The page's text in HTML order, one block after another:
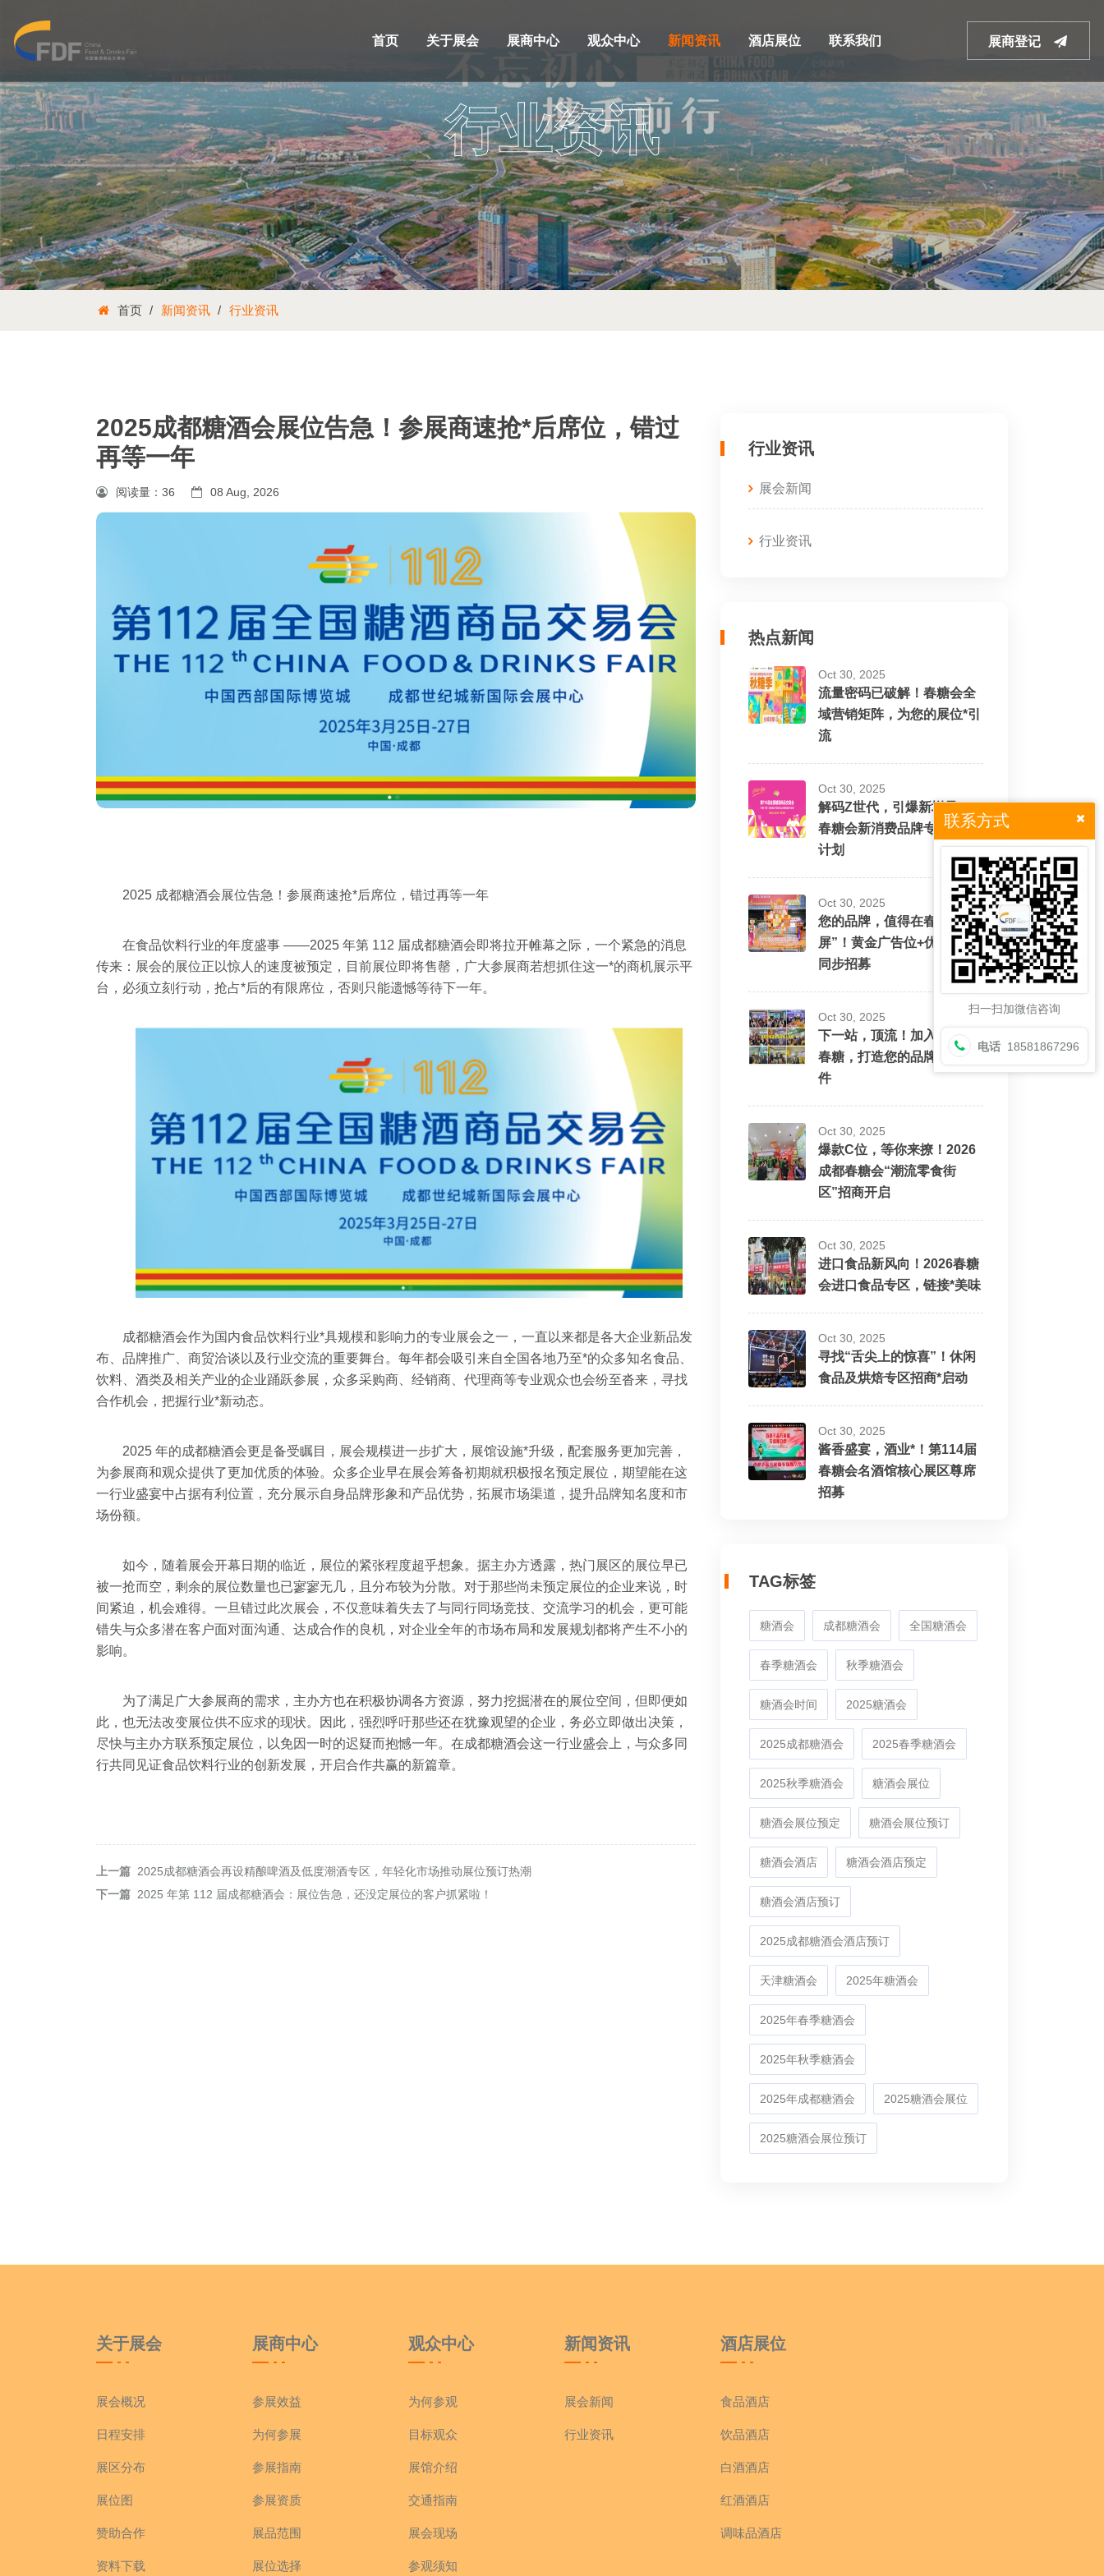
首页 关于展会 展商中心 观众中心 新闻资讯 酒店展位 联系我们 展商登记
行业资讯
首页 新闻资讯 行业资讯
2025成都糖酒会展位告急！参展商速抢*后席位，错过
再等一年
阅读量： 36 08 Aug, 2026
2025 成都糖酒会展位告急！参展商速抢*后席位，错过再等一年
在食品饮料行业的年度盛事 ——2025 年第 112 届成都糖酒会即将拉开帷幕之际，一个紧急的消息
传来：展会的展位正以惊人的速度被预定，目前展位即将售罄，广大参展商若想抓住这一*的商机展示平
台，必须立刻行动，抢占*后的有限席位，否则只能遗憾等待下一年。
成都糖酒会作为国内食品饮料行业*具规模和影响力的专业展会之一，一直以来都是各大企业新品发
布、品牌推广、商贸洽谈以及行业交流的重要舞台。每年都会吸引来自全国各地乃至*的众多知名食品、
饮料、酒类及相关产业的企业踊跃参展，众多采购商、经销商、代理商等专业观众也会纷至沓来，寻找
合作机会，把握行业*新动态。
2025 年的成都糖酒会更是备受瞩目，展会规模进一步扩大，展馆设施*升级，配套服务更加完善，
为参展商和观众提供了更加优质的体验。众多企业早在展会筹备初期就积极报名预定展位，期望能在这
一行业盛宴中占据有利位置，充分展示自身品牌形象和产品优势，拓展市场渠道，提升品牌知名度和市
场份额。
如今，随着展会开幕日期的临近，展位的紧张程度超乎想象。据主办方透露，热门展区的展位早已
被一抢而空，剩余的展位数量也已寥寥无几，且分布较为分散。对于那些尚未预定展位的企业来说，时
间紧迫，机会难得。一旦错过此次展会，不仅意味着失去了与同行同场竞技、交流学习的机会，更可能
错失与众多潜在客户面对面沟通、达成合作的良机，对企业全年的市场布局和发展规划都将产生不小的
影响。
为了满足广大参展商的需求，主办方也在积极协调各方资源，努力挖掘潜在的展位空间，但即便如
此，也无法改变展位供不应求的现状。因此，强烈呼吁那些还在犹豫观望的企业，务必立即做出决策，
尽快与主办方联系预定展位，以免因一时的迟疑而抱憾一年。在成都糖酒会这一行业盛会上，与众多同
行共同见证食品饮料行业的创新发展，开启合作共赢的新篇章。
上一篇 2025成都糖酒会再设精酿啤酒及低度潮酒专区，年轻化市场推动展位预订热潮
下一篇 2025 年第 112 届成都糖酒会：展位告急，还没定展位的客户抓紧啦！
行业资讯
展会新闻
行业资讯
热点新闻
Oct 30, 2025
流量密码已破解！春糖会全
域营销矩阵，为您的展位*引
流
Oct 30, 2025
解码Z世代，引爆新增量！
春糖会新消费品牌专场招商
计划
Oct 30, 2025
您的品牌，值得在春糖“霸
屏”！黄金广告位+优质展位
同步招募
Oct 30, 2025
下一站，顶流！加入114届
春糖，打造您的品牌出圈事
件
Oct 30, 2025
爆款C位，等你来撩！2026
成都春糖会“潮流零食街
区”招商开启
Oct 30, 2025
进口食品新风向！2026春糖
会进口食品专区，链接*美味
Oct 30, 2025
寻找“舌尖上的惊喜”！休闲
食品及烘焙专区招商*启动
Oct 30, 2025
酱香盛宴，酒业*！第114届
春糖会名酒馆核心展区尊席
招募
TAG标签
糖酒会 成都糖酒会 全国糖酒会
春季糖酒会 秋季糖酒会
糖酒会时间 2025糖酒会
2025成都糖酒会 2025春季糖酒会
2025秋季糖酒会 糖酒会展位
糖酒会展位预定 糖酒会展位预订
糖酒会酒店 糖酒会酒店预定
糖酒会酒店预订
2025成都糖酒会酒店预订
天津糖酒会 2025年糖酒会
2025年春季糖酒会
2025年秋季糖酒会
2025年成都糖酒会 2025糖酒会展位
2025糖酒会展位预订
关于展会
展会概况
日程安排
展区分布
展位图
赞助合作
资料下载
展商中心
参展效益
为何参展
参展指南
参展资质
展品范围
展位选择
观众中心
为何参观
目标观众
展馆介绍
交通指南
展会现场
参观须知
新闻资讯
展会新闻
行业资讯
酒店展位
食品酒店
饮品酒店
白酒酒店
红酒酒店
调味品酒店
联系方式
扫一扫加微信咨询
电话 18581867296